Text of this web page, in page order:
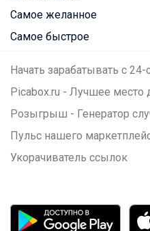
Самое желанное
Самое быстрое
Начать зарабатывать с 24-
Picabox.ru - Лучшее место
Розыгрыш - Генератор
Пульс нашего
Укорачиватель ссылок